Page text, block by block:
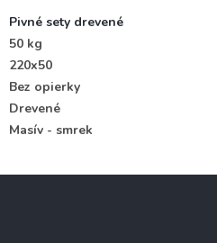
Pivné sety drevené
50 kg
220x50
Bez opierky
Drevené
Masív - smrek